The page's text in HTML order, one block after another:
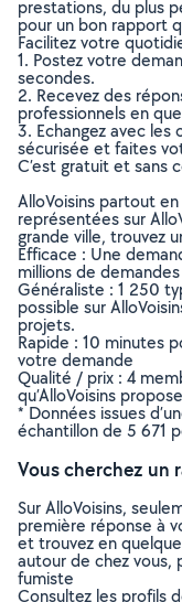
prestations, du plus
pour un bon rapport
Facilitez votre
1. Postez votre
secondes.
2. Recevez des
professionnels en
3. Echangez avec
sécurisée et faites
C’est gratuit et sans
AlloVoisins partout
représentées sur
grande ville, trouvez
Efficace : Une
millions de
Généraliste : 1 250
possible sur
projets.
Rapide : 10 minutes
votre demande
Qualité / prix : 4
qu’AlloVoisins
* Données issues
échantillon de 5 671
Vous cherchez un
Sur AlloVoisins,
première réponse à
et trouvez en
autour de chez vous,
fumiste
Consultez les profils